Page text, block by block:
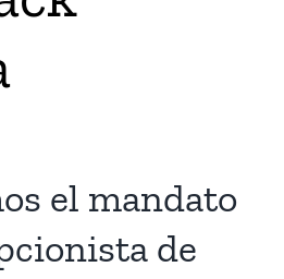
el mandato
de